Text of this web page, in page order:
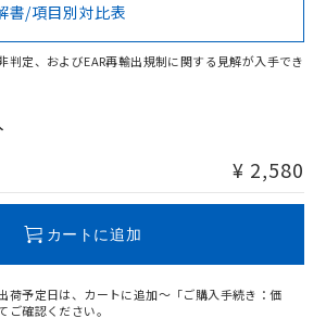
O
混在する可能性があります。
。
書/項目別対比表
判定、およびEAR再輸出規制に関する見解が入手でき
¥ 2,580
カートに追加
荷予定日は、カートに追加～「ご購入手続き：価
ご確認ください。